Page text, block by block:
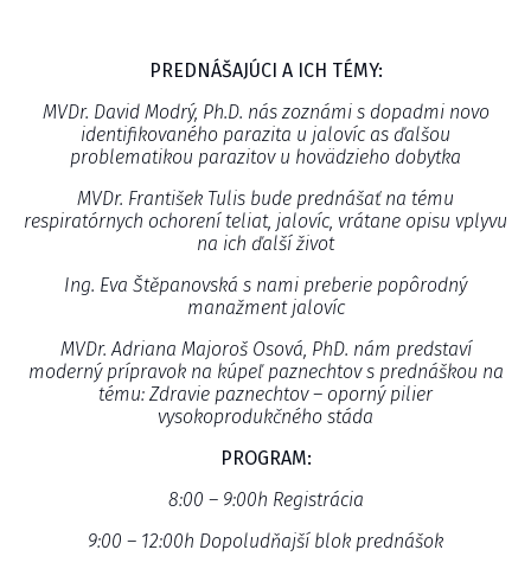
PREDNÁŠAJÚCI A ICH TÉMY:
MVDr. David Modrý, Ph.D. nás zoznámi s dopadmi novo
identifikovaného parazita u jalovíc as ďalšou
problematikou parazitov u hovädzieho dobytka
MVDr. František Tulis bude prednášať na tému
respiratórnych ochorení teliat, jalovíc, vrátane opisu vplyvu
na ich ďalší život
Ing. Eva Štěpanovská s nami preberie popôrodný
manažment jalovíc
MVDr. Adriana Majoroš Osová, PhD. nám predstaví
moderný prípravok na kúpeľ paznechtov s prednáškou na
tému: Zdravie paznechtov – oporný pilier
vysokoprodukčného stáda
PROGRAM:
8:00 – 9:00h Registrácia
9:00 – 12:00h Dopoludňajší blok prednášok